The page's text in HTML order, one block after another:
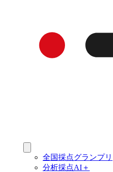
全国採点グランプリ
分析採点AI＋